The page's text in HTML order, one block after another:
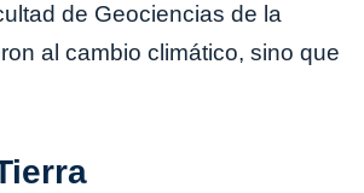
de Geociencias de la
al cambio climático, sino que